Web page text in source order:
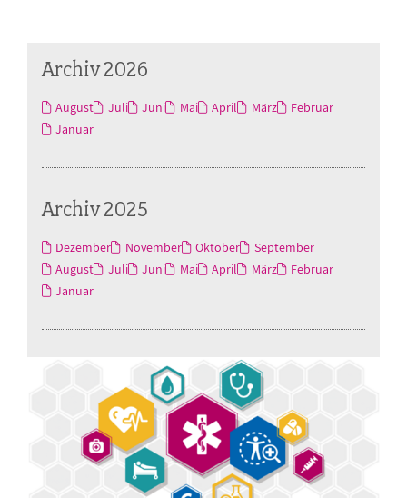
Archiv 2026
August Juli Juni Mai April März
Februar
Januar
Archiv 2025
Dezember November Oktober
September
August
Juli Juni Mai April März
Februar
Januar